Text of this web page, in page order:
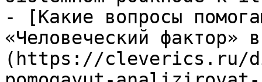
- [Какие вопросы
«Человеческий фактор»
(https://cleverics.ru/